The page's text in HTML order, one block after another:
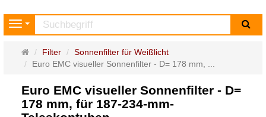
Navigation
Startseite
Filter
Sonnenfilter für Weißlicht
Euro EMC visueller Sonnenfilter - D= 178 mm, ...
Euro EMC visueller Sonnenfilter - D=
178 mm, für 187-234-mm-